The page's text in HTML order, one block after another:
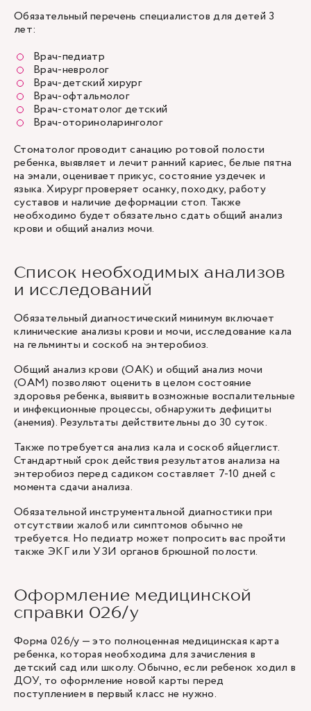
Обязательный перечень специалистов для детей 3
лет:
Врач-педиатр
Врач-невролог
Врач-детский хирург
Врач-офтальмолог
Врач-стоматолог детский
Врач-оториноларинголог
Стоматолог проводит санацию ротовой полости
ребенка, выявляет и лечит ранний кариес, белые пятна
на эмали, оценивает прикус, состояние уздечек и
языка. Хирург проверяет осанку, походку, работу
суставов и наличие деформации стоп. Также
необходимо будет обязательно сдать общий анализ
крови и общий анализ мочи.
Список необходимых анализов
и исследований
Обязательный диагностический минимум включает
клинические анализы крови и мочи, исследование кала
на гельминты и соскоб на энтеробиоз.
Общий анализ крови (ОАК) и общий анализ мочи
(ОАМ) позволяют оценить в целом состояние
здоровья ребенка, выявить возможные воспалительные
и инфекционные процессы, обнаружить дефициты
(анемия). Результаты действительны до 30 суток.
Также потребуется анализ кала и соскоб яйцеглист.
Стандартный срок действия результатов анализа на
энтеробиоз перед садиком составляет 7-10 дней с
момента сдачи анализа.
Обязательной инструментальной диагностики при
отсутствии жалоб или симптомов обычно не
требуется. Но педиатр может попросить вас пройти
также ЭКГ или УЗИ органов брюшной полости.
Оформление медицинской
справки 026/у
Форма 026/у — это полноценная медицинская карта
ребенка, которая необходима для зачисления в
детский сад или школу. Обычно, если ребенок ходил в
ДОУ, то оформление новой карты перед
поступлением в первый класс не нужно.